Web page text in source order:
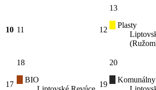
10 11 12
13
Plasty
17
18
BIO
19
20